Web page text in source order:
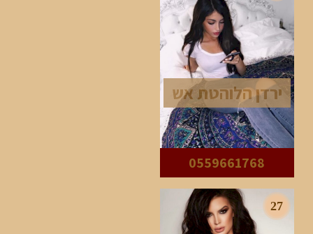
ירדן הלוהטת אש
0559661768
27